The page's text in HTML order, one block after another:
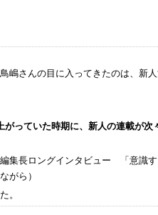
嶋さんの目に入ってきたのは、新
っていた時期に、新人の連載が次
集長ロングインタビュー 「意識す
がら）
。